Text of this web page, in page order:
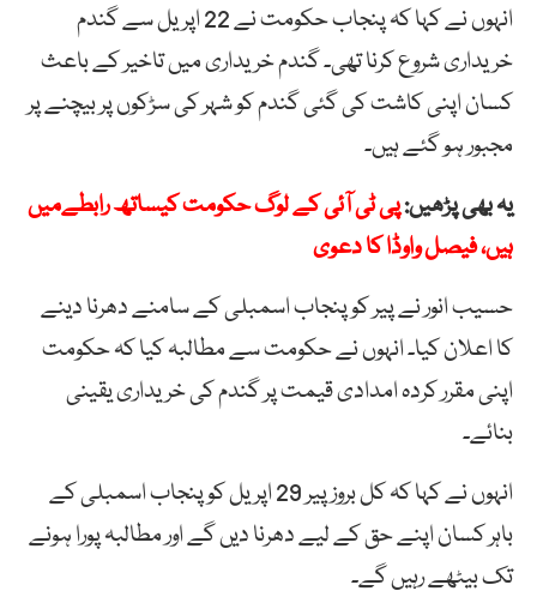
انہوں نے کہا کہ پنجاب حکومت نے 22 اپریل سے گندم
خریداری شروع کرنا تھی۔ گندم خریداری میں تاخیر کے باعث
کسان اپنی کاشت کی گئی گندم کو شہر کی سڑکوں پر بیچنے پر
مجبور ہو گئے ہیں۔
یہ بھی پڑھیں:پی ٹی آئی کے لوگ حکومت کیساتھ رابطےمیں
ہیں، فیصل واوڈا کا دعوی
حسیب انور نے پیر کو پنجاب اسمبلی کے سامنے دھرنا دینے
کا اعلان کیا۔ انہوں نے حکومت سے مطالبہ کیا کہ حکومت
اپنی مقرر کردہ امدادی قیمت پر گندم کی خریداری یقینی
بنائے۔
انہوں نے کہا کہ کل بروز پیر 29 اپریل کو پنجاب اسمبلی کے
باہر کسان اپنے حق کے لیے دھرنا دیں گے اور مطالبہ پورا ہونے
تک بیٹھے رہیں گے۔